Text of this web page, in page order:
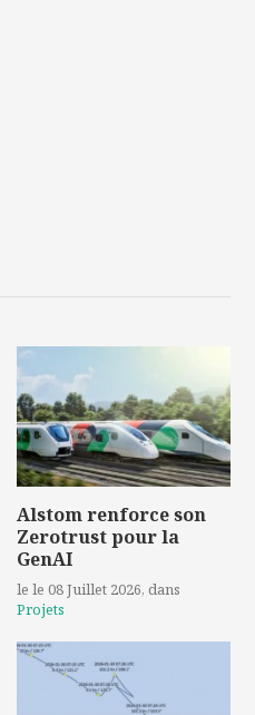
Alstom renforce son
Zerotrust pour la
GenAI
le le 08 Juillet 2026, dans
Projets